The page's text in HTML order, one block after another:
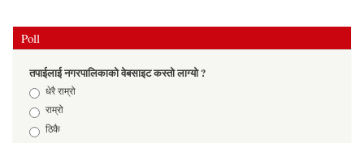
Poll
तपाईलाई नगरपालिकाको वेबसाइट कस्तो लाग्यो ?
Choicesधेरै राम्रो
राम्रो
ठिकै